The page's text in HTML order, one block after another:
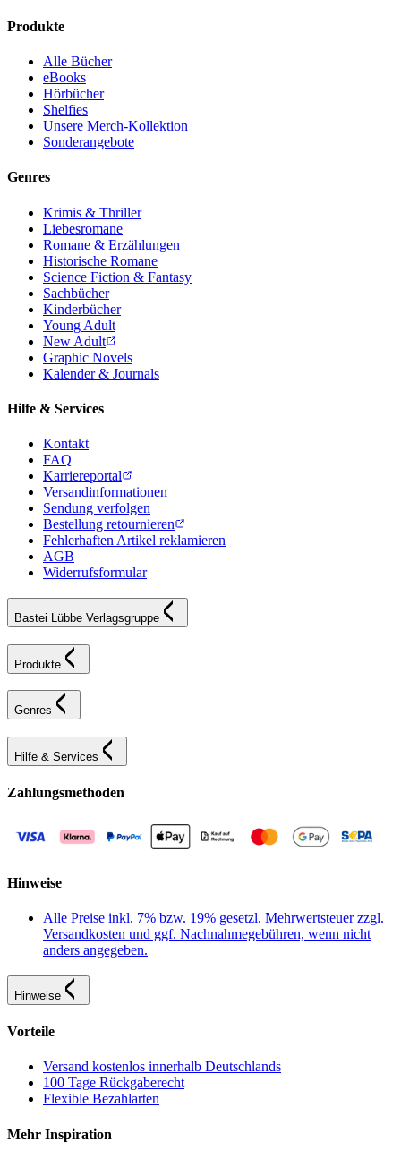
Produkte
Alle Bücher
eBooks
Hörbücher
Shelfies
Unsere Merch-Kollektion
Sonderangebote
Genres
Krimis & Thriller
Liebesromane
Romane & Erzählungen
Historische Romane
Science Fiction & Fantasy
Sachbücher
Kinderbücher
Young Adult
New Adult
Graphic Novels
Kalender & Journals
Hilfe & Services
Kontakt
FAQ
Karriereportal
Versandinformationen
Sendung verfolgen
Bestellung retournieren
Fehlerhaften Artikel reklamieren
AGB
Widerrufsformular
Bastei Lübbe Verlagsgruppe
Produkte
Genres
Hilfe & Services
Zahlungsmethoden
Hinweise
Alle Preise inkl. 7% bzw. 19% gesetzl. Mehrwertsteuer zzgl.
Versandkosten und ggf. Nachnahmegebühren, wenn nicht
anders angegeben.
Hinweise
Vorteile
Versand kostenlos innerhalb Deutschlands
100 Tage Rückgaberecht
Flexible Bezahlarten
Mehr Inspiration